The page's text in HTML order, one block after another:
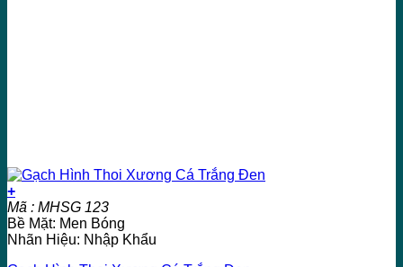
+
Mã : MHSG 123
Bề Mặt: Men Bóng
Nhãn Hiệu: Nhập Khẩu